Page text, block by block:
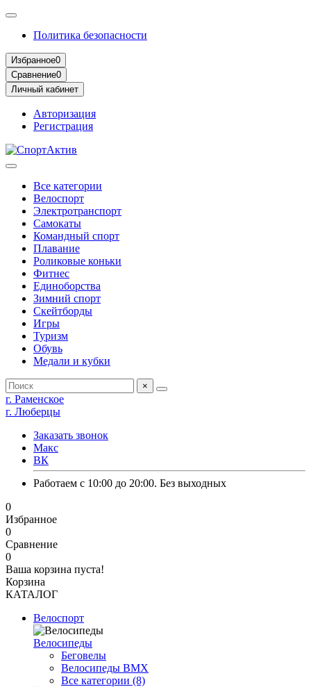
Политика безопасности
Избранное0
Сравнение0
Личный кабинет
Авторизация
Регистрация
Все категории
Велоспорт
Электротранспорт
Самокаты
Командный спорт
Плавание
Роликовые коньки
Фитнес
Единоборства
Зимний спорт
Скейтборды
Игры
Туризм
Обувь
Медали и кубки
×
г. Раменское
г. Люберцы
Заказать звонок
Макс
ВК
Работаем с 10:00 до 20:00. Без выходных
0
Избранное
0
Сравнение
0
Ваша корзина пуста!
Корзина
КАТАЛОГ
Велоспорт
Велосипеды
Беговелы
Велосипеды BMX
Все категории (8)